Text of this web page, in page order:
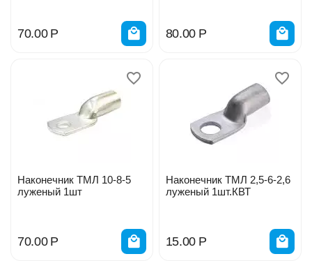
70.00 Р 80.00 Р
Наконечник ТМЛ 10-8-5
луженый 1шт
70.00 Р
Наконечник ТМЛ 2,5-6-2,6
луженый 1шт.КВТ
15.00 Р